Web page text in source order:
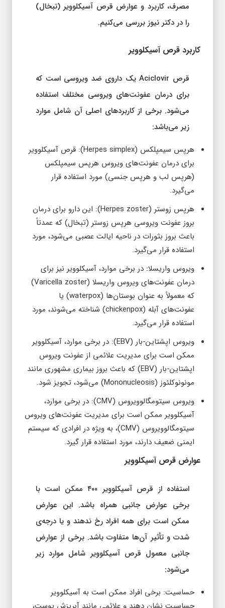
مصرف، کاربرد و عوارض قرص آسیکلوویر (تبخال)
را در دکتر نیوز بررسی می‌کنیم.
کاربرد قرص آسیکلوویر
قرص Aciclovir یک داروی ضد ویروسی است که
برای درمان عفونت‌های ویروسی مختلف استفاده
می‌شود. برخی از کاربردهای اصلی آن شامل موارد
زیر می‌باشد:
هرپس سیمپلکس (Herpes simplex): قرص آسیکلوویر
برای درمان عفونت‌های ویروس هرپس سیمپلکس
(هرپس لب و هرپس جنسی) مورد استفاده قرار
می‌گیرد.
هرپس زوستر (Herpes zoster): این دارو برای درمان
بروز عفونت ویروسی هرپس زوستر (تبخال) که عمدتاً
باعث بروز بثورات در ناحیه ایالت عصبی می‌شود، مورد
استفاده قرار می‌گیرد.
ویروس واریسلا: در برخی موارد، آسیکلوویر نیز برای
درمان عفونت‌های ویروس واریسلا (Varicella zoster)
که معمولاً به عنوان بوستان‌ها (waterpox) یا
عفونت‌های آبله (chickenpox) شناخته می‌شوند، مورد
استفاده قرار می‌گیرد.
ویروس اپشتاین-بار (EBV): در برخی موارد، آسیکلوویر
ممکن است برای مدیریت علائمی از عفونت ویروس
اپشتاین-بار (EBV) که باعث بروز بیماری مشهوری مانند
مونونوکلئوز (Mononucleosis) می‌شود، تجویز شود.
ویروس سیتومگالوویروس (CMV): در برخی موارد،
آسیکلوویر ممکن است برای مدیریت عفونت‌های ویروس
سیتومگالوویروس (CMV)، به ویژه در افرادی که سیستم
ایمنی ضعیف دارند، مورد استفاده قرار گیرد.
عوارض قرص آسیکلوویر
استفاده از قرص آسیکلوویر ۴۰۰ ممکن است با
برخی عوارض جانبی همراه باشد. این عوارض
ممکن است برای همه افراد رخ ندهند و یا درجه‌ی
شدت و تأثیر آن‌ها متفاوت باشد. برخی از عوارض
جانبی معمول قرص آسیکلوویر شامل موارد زیر
می‌شود:
حساسیت: برخی افراد ممکن است به آسیکلوویر